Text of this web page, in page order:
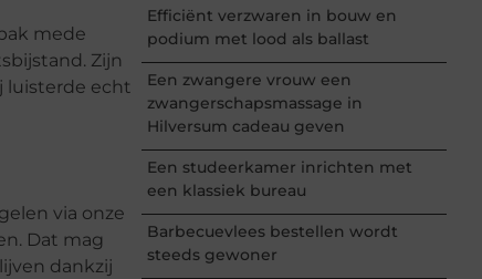
mede
Zijn
luisterde echt
via onze
Dat mag
dankzij
Efficiënt verzwaren in bouw en
podium met lood als ballast
Een zwangere vrouw een
zwangerschapsmassage in
Hilversum cadeau geven
Een studeerkamer inrichten met
een klassiek bureau
Barbecuevlees bestellen wordt
steeds gewoner